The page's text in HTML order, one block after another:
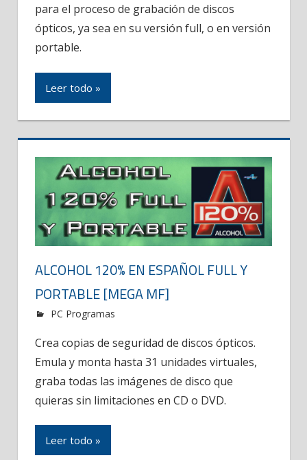
para el proceso de grabación de discos
ópticos, ya sea en su versión full, o en versión
portable.
Leer todo »
ALCOHOL 120% EN ESPAÑOL FULL Y
PORTABLE [MEGA MF]
PC Programas
Crea copias de seguridad de discos ópticos.
Emula y monta hasta 31 unidades virtuales,
graba todas las imágenes de disco que
quieras sin limitaciones en CD o DVD.
Leer todo »